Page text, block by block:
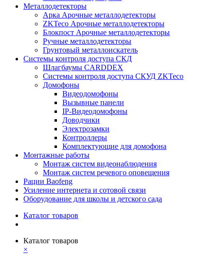
Металлодетекторы
Арка Арочные металлодетекторы
ZKTeco Арочные металлодетекторы
Блокпост Арочные металлодетекторы
Ручные металлодетекторы
Грунтовый металлоискатель
Системы контроля доступа СКД
Шлагбаумы CARDDEX
Системы контроля доступа СКУД ZKTeco
Домофоны
Видеодомофоны
Вызывные панели
IP-Видеодомофоны
Доводчики
Электрозамки
Контроллеры
Комплектующие для домофона
Монтажные работы
Монтаж систем видеонаблюдения
Монтаж систем речевого оповещения
Рации Baofeng
Усиление интернета и сотовой связи
Оборудование для школы и детского сада
Каталог товаров
Каталог товаров
×